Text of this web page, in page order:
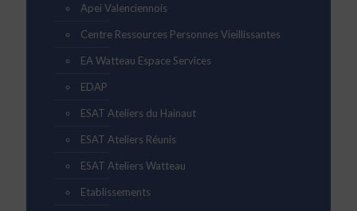
Apei Valenciennois
Centre Ressources Personnes Vieillissantes
EA Watteau Espace Services
EDAP
ESAT Ateliers du Hainaut
ESAT Ateliers Réunis
ESAT Ateliers Watteau
Etablissements